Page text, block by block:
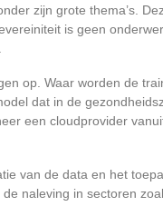
zijn grote thema’s.
is geen
op. Waar worden de
dat in de
een cloudprovider
van de data en het
naleving in sectoren